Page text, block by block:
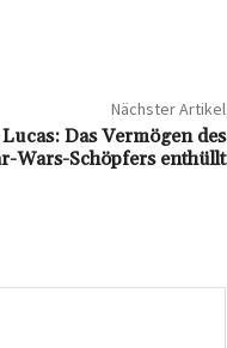
Nächster Artikel
Das Vermögen des
Wars-Schöpfers enthüllt